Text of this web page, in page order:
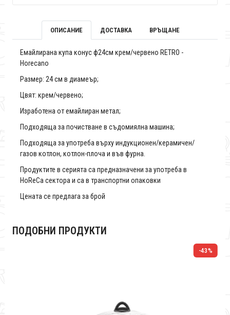
ОПИСАНИЕ ДОСТАВКА ВРЪЩАНЕ
Емайлирана купа конус ф24см крем/червено RETRO -
Horecano
Размер: 24 см в диамеър;
Цвят: крем/червено;
Изработена от емайлиран метал;
Подходяща за почистване в съдомиялна машина;
Подходяща за употреба върху индукционен/керамичен/
газов котлон, котлон-плоча и във фурна.
Продуктите в серията са предназначени за употреба в
HoReCa сектора и са в транспортни опаковки
Цената се предлага за брой
ПОДОБНИ ПРОДУКТИ
-43%